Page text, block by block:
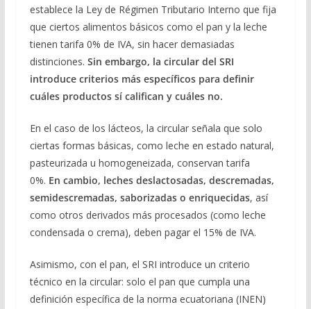
establece la Ley de Régimen Tributario Interno que fija
que ciertos alimentos básicos como el pan y la leche
tienen tarifa 0% de IVA, sin hacer demasiadas
distinciones. Sin embargo, la circular del SRI
introduce criterios más específicos para definir
cuáles productos sí califican y cuáles no.
En el caso de los lácteos, la circular señala que solo
ciertas formas básicas, como leche en estado natural,
pasteurizada u homogeneizada, conservan tarifa
0%. En cambio, leches deslactosadas, descremadas,
semidescremadas, saborizadas o enriquecidas, así
como otros derivados más procesados (como leche
condensada o crema), deben pagar el 15% de IVA.
Asimismo, con el pan, el SRI introduce un criterio
técnico en la circular: solo el pan que cumpla una
definición específica de la norma ecuatoriana (INEN)